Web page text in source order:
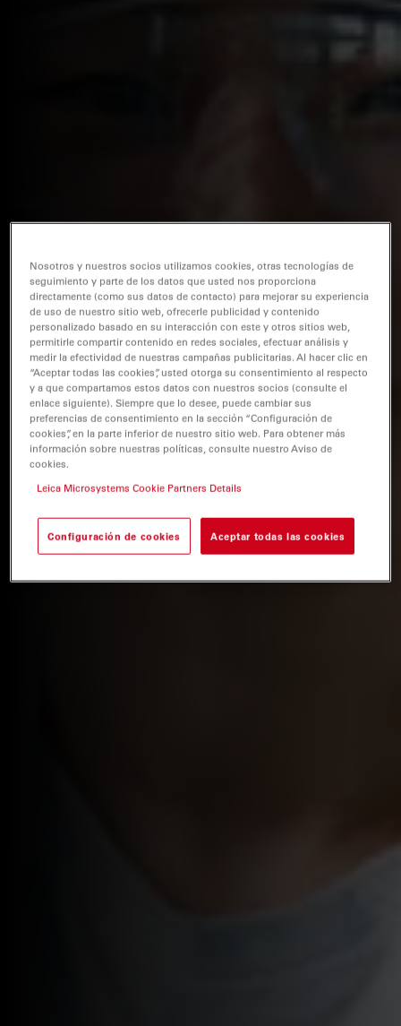
Nosotros y nuestros socios utilizamos cookies, otras tecnologías de
seguimiento y parte de los datos que usted nos proporciona
directamente (como sus datos de contacto) para mejorar su experiencia
de uso de nuestro sitio web, ofrecerle publicidad y contenido
personalizado basado en su interacción con este y otros sitios web,
permitirle compartir contenido en redes sociales, efectuar análisis y
medir la efectividad de nuestras campañas publicitarias. Al hacer clic en
“Aceptar todas las cookies”, usted otorga su consentimiento al respecto
y a que compartamos estos datos con nuestros socios (consulte el
enlace siguiente). Siempre que lo desee, puede cambiar sus
preferencias de consentimiento en la sección “Configuración de
cookies”, en la parte inferior de nuestro sitio web. Para obtener más
información sobre nuestras políticas, consulte nuestro Aviso de
cookies.
Leica Microsystems Cookie Partners Details
Configuración de cookies Aceptar todas las cookies